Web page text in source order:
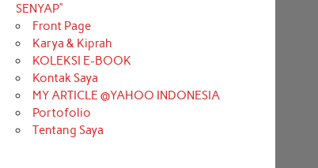
SENYAP”
Front Page
Karya & Kiprah
KOLEKSI E-BOOK
Kontak Saya
MY ARTICLE @YAHOO INDONESIA
Portofolio
Tentang Saya